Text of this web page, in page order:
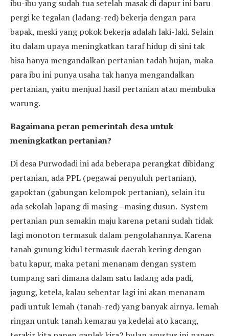
ibu-ibu yang sudah tua setelah masak di dapur ini baru
pergi ke tegalan (ladang-red) bekerja dengan para
bapak, meski yang pokok bekerja adalah laki-laki. Selain
itu dalam upaya meningkatkan taraf hidup di sini tak
bisa hanya mengandalkan pertanian tadah hujan, maka
para ibu ini punya usaha tak hanya mengandalkan
pertanian, yaitu menjual hasil pertanian atau membuka
warung.
Bagaimana peran pemerintah desa untuk
meningkatkan pertanian?
Di desa Purwodadi ini ada beberapa perangkat dibidang
pertanian, ada PPL (pegawai penyuluh pertanian),
gapoktan (gabungan kelompok pertanian), selain itu
ada sekolah lapang di masing –masing dusun. System
pertanian pun semakin maju karena petani sudah tidak
lagi monoton termasuk dalam pengolahannya. Karena
tanah gunung kidul termasuk daerah kering dengan
batu kapur, maka petani menanam dengan system
tumpang sari dimana dalam satu ladang ada padi,
jagung, ketela, kalau sebentar lagi ini akan menanam
padi untuk lemah (tanah-red) yang banyak airnya. lemah
ringan untuk tanah kemarau ya kedelai ato kacang,